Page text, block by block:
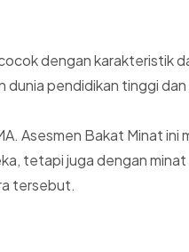
dengan karakteristik
pendidikan tinggi
Asesmen Bakat Minat ini
tetapi juga dengan
tersebut.